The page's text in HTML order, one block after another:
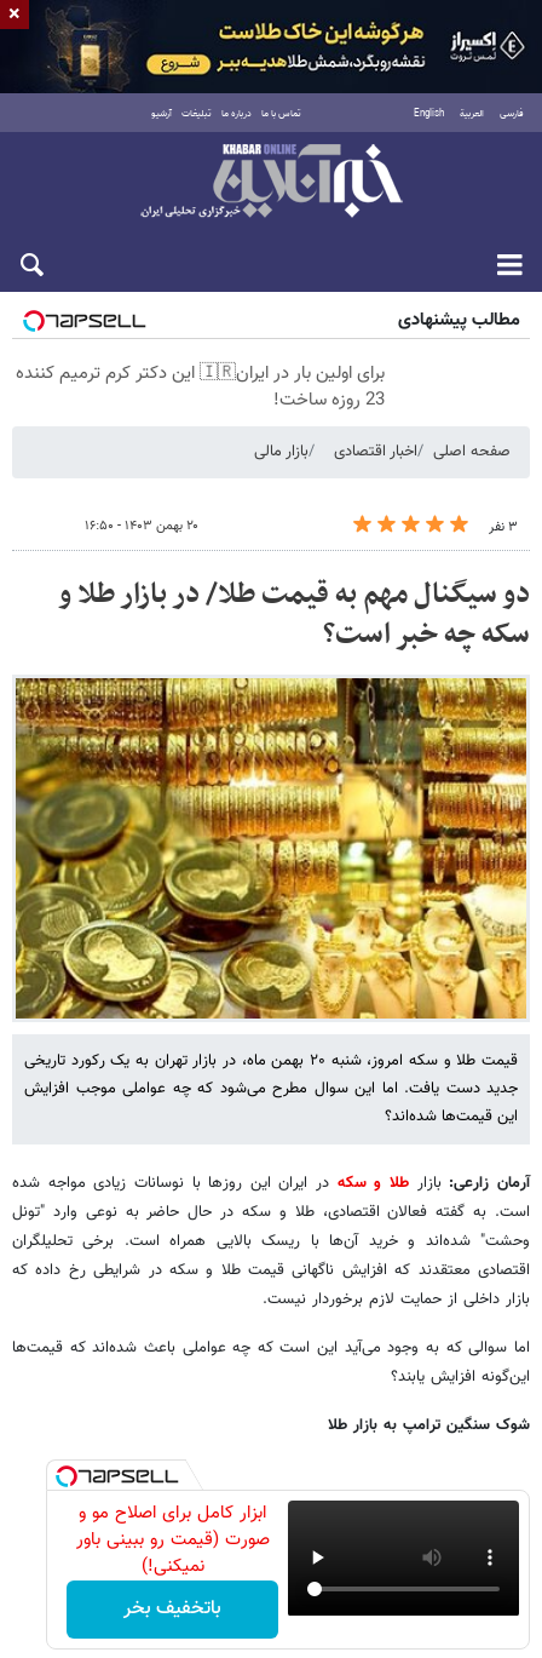
فارسی العربية English تماس با ما درباره ما تبلیغات آرشیو
شنبه ۱۷ مرداد ۱۴۰۵
مطالب پیشنهادی
برای اولین بار در ایران🇮🇷 این دکتر کرم ترمیم کننده
23 روزه ساخت!
صفحه اصلی اخبار اقتصادی بازار مالی
۳ نفر ۲۰ بهمن ۱۴۰۳ - ۱۶:۵۰
دو سیگنال مهم به قیمت طلا/ در بازار طلا و
سکه چه خبر است؟
قیمت طلا و سکه امروز، شنبه ۲۰ بهمن ماه، در بازار تهران به یک رکورد تاریخی
جدید دست یافت. اما این سوال مطرح می‌شود که چه عواملی موجب افزایش
این قیمت‌ها شده‌اند؟
آرمان زارعی: بازار طلا و سکه در ایران این روزها با نوسانات زیادی مواجه شده
است. به گفته فعالان اقتصادی، طلا و سکه در حال حاضر به نوعی وارد "تونل
وحشت" شده‌اند و خرید آن‌ها با ریسک بالایی همراه است. برخی تحلیلگران
اقتصادی معتقدند که افزایش ناگهانی قیمت طلا و سکه در شرایطی رخ داده که
بازار داخلی از حمایت لازم برخوردار نیست.
اما سوالی که به وجود می‌آید این است که چه عواملی باعث شده‌اند که قیمت‌ها
این‌گونه افزایش یابند؟
شوک سنگین ترامپ به بازار طلا
ابزار کامل برای اصلاح مو و
صورت (قیمت رو ببینی باور
نمیکنی!)
باتخفیف بخر
×